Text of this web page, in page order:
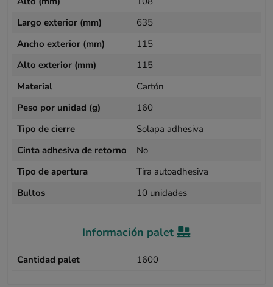
Largo exterior (mm)
635
Ancho exterior (mm)
115
Alto exterior (mm)
115
Material
Cartón
Peso por unidad (g)
160
Tipo de cierre
Solapa adhesiva
Cinta adhesiva de retorno
No
Tipo de apertura
Tira autoadhesiva
Bultos
10 unidades
Información palet
Cantidad palet 1600